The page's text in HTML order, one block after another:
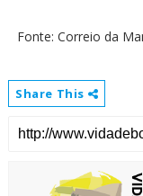
Fonte: Correio da
Share This